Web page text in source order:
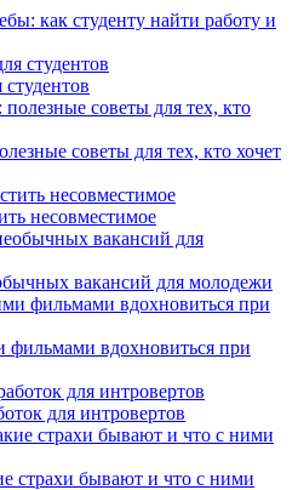
как студенту найти работу и
советы для тех, кто хочет
несовместимое
вакансий для молодежи
вдохновиться при
для интровертов
страхи бывают и что с ними